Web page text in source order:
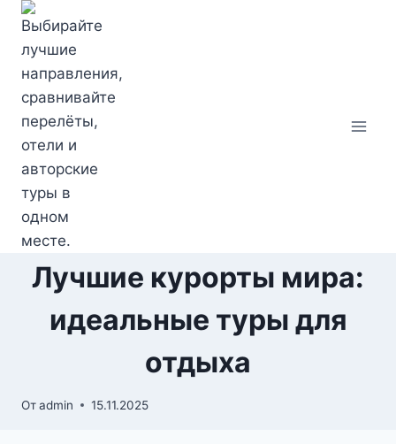
Перейти
содержимому
Лучшие курорты мира:
идеальные туры для
отдыха
Отadmin 15.11.2025